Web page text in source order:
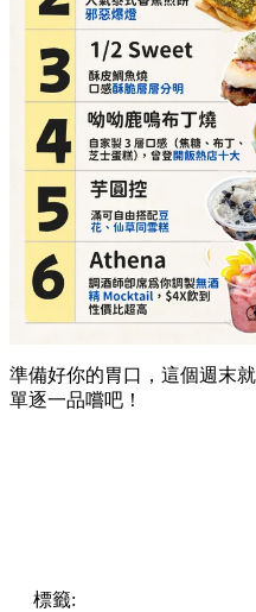
準備好你的胃口，這個週末
單逐一品嚐吧！
標籤: